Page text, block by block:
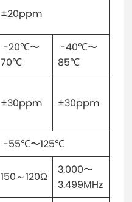
±20ppm
-20℃〜
70℃
-40℃〜
85℃
±30ppm ±30ppm
-55℃〜125℃
150～120Ω
3.000〜
3.499MHz